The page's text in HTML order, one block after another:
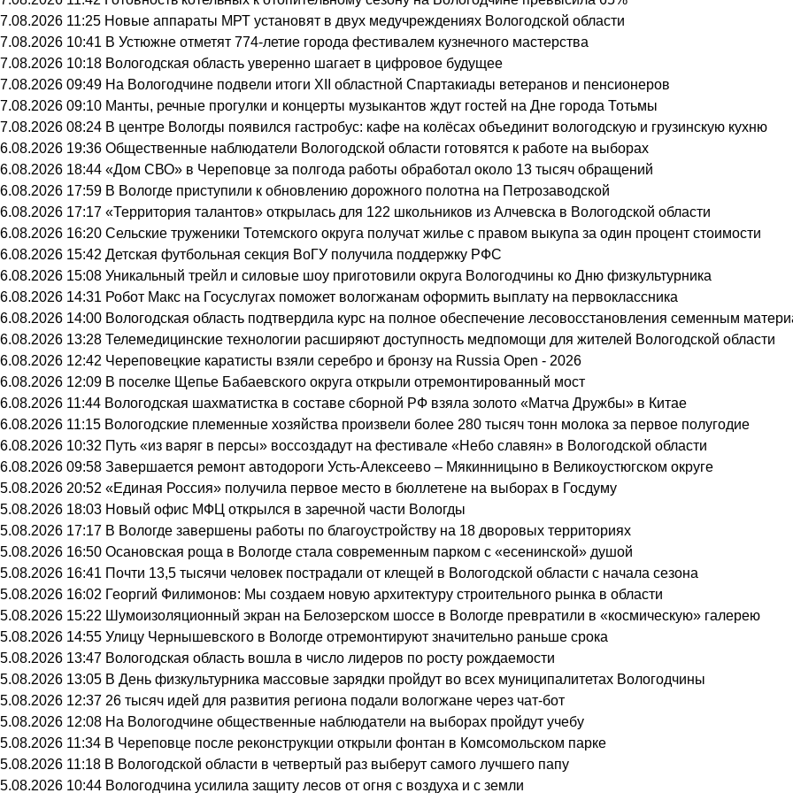
7.08.2026 11:25 Новые аппараты МРТ установят в двух медучреждениях Вологодской области
7.08.2026 10:41 В Устюжне отметят 774-летие города фестивалем кузнечного мастерства
7.08.2026 10:18 Вологодская область уверенно шагает в цифровое будущее
7.08.2026 09:49 На Вологодчине подвели итоги XII областной Спартакиады ветеранов и пенсионеров
7.08.2026 09:10 Манты, речные прогулки и концерты музыкантов ждут гостей на Дне города Тотьмы
7.08.2026 08:24 В центре Вологды появился гастробус: кафе на колёсах объединит вологодскую и грузинскую кухню
6.08.2026 19:36 Общественные наблюдатели Вологодской области готовятся к работе на выборах
6.08.2026 18:44 «Дом СВО» в Череповце за полгода работы обработал около 13 тысяч обращений
6.08.2026 17:59 В Вологде приступили к обновлению дорожного полотна на Петрозаводской
6.08.2026 17:17 «Территория талантов» открылась для 122 школьников из Алчевска в Вологодской области
6.08.2026 16:20 Сельские труженики Тотемского округа получат жилье с правом выкупа за один процент стоимости
6.08.2026 15:42 Детская футбольная секция ВоГУ получила поддержку РФС
6.08.2026 15:08 Уникальный трейл и силовые шоу приготовили округа Вологодчины ко Дню физкультурника
6.08.2026 14:31 Робот Макс на Госуслугах поможет вологжанам оформить выплату на первоклассника
6.08.2026 14:00 Вологодская область подтвердила курс на полное обеспечение лесовосстановления семенным
6.08.2026 13:28 Телемедицинские технологии расширяют доступность медпомощи для жителей Вологодской области
6.08.2026 12:42 Череповецкие каратисты взяли серебро и бронзу на Russia Open - 2026
6.08.2026 12:09 В поселке Щепье Бабаевского округа открыли отремонтированный мост
6.08.2026 11:44 Вологодская шахматистка в составе сборной РФ взяла золото «Матча Дружбы» в Китае
6.08.2026 11:15 Вологодские племенные хозяйства произвели более 280 тысяч тонн молока за первое полугодие
6.08.2026 10:32 Путь «из варяг в персы» воссоздадут на фестивале «Небо славян» в Вологодской области
6.08.2026 09:58 Завершается ремонт автодороги Усть-Алексеево – Мякинницыно в Великоустюгском округе
5.08.2026 20:52 «Единая Россия» получила первое место в бюллетене на выборах в Госдуму
5.08.2026 18:03 Новый офис МФЦ открылся в заречной части Вологды
5.08.2026 17:17 В Вологде завершены работы по благоустройству на 18 дворовых территориях
5.08.2026 16:50 Осановская роща в Вологде стала современным парком с «есенинской» душой
5.08.2026 16:41 Почти 13,5 тысячи человек пострадали от клещей в Вологодской области с начала сезона
5.08.2026 16:02 Георгий Филимонов: Мы создаем новую архитектуру строительного рынка в области
5.08.2026 15:22 Шумоизоляционный экран на Белозерском шоссе в Вологде превратили в «космическую» галерею
5.08.2026 14:55 Улицу Чернышевского в Вологде отремонтируют значительно раньше срока
5.08.2026 13:47 Вологодская область вошла в число лидеров по росту рождаемости
5.08.2026 13:05 В День физкультурника массовые зарядки пройдут во всех муниципалитетах Вологодчины
5.08.2026 12:37 26 тысяч идей для развития региона подали вологжане через чат-бот
5.08.2026 12:08 На Вологодчине общественные наблюдатели на выборах пройдут учебу
5.08.2026 11:34 В Череповце после реконструкции открыли фонтан в Комсомольском парке
5.08.2026 11:18 В Вологодской области в четвертый раз выберут самого лучшего папу
5.08.2026 10:44 Вологодчина усилила защиту лесов от огня с воздуха и с земли